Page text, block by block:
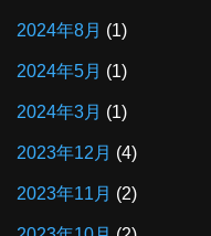
2024年8月 (1)
2024年5月 (1)
2024年3月 (1)
2023年12月 (4)
2023年11月 (2)